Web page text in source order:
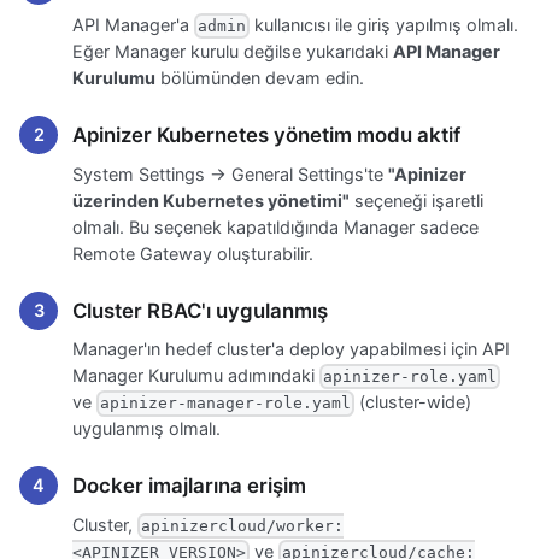
API Manager'a admin kullanıcısı ile giriş yapılmış olmalı.
Eğer Manager kurulu değilse yukarıdaki API Manager
Kurulumu bölümünden devam edin.
Apinizer Kubernetes yönetim modu aktif
System Settings → General Settings'te "Apinizer
üzerinden Kubernetes yönetimi" seçeneği işaretli
olmalı. Bu seçenek kapatıldığında Manager sadece
Remote Gateway oluşturabilir.
Cluster RBAC'ı uygulanmış
Manager'ın hedef cluster'a deploy yapabilmesi için API
Manager Kurulumu adımındaki apinizer-role.yaml
ve apinizer-manager-role.yaml (cluster-wide)
uygulanmış olmalı.
Docker imajlarına erişim
Cluster, apinizercloud/worker:
<APINIZER_VERSION> ve apinizercloud/cache: